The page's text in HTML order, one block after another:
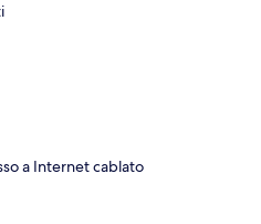
a Internet cablato